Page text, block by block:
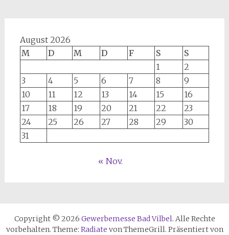
August 2026
M
D M D F S
S
1
2
3
4 5 6 7 8
9
10
11 12 13 14 15
16
17
18 19 20 21 22
23
24
25 26 27 28 29
30
31
« Nov.
Copyright © 2026 Gewerbemesse Bad Vilbel. Alle Rechte
vorbehalten. Theme: Radiate von ThemeGrill. Präsentiert von